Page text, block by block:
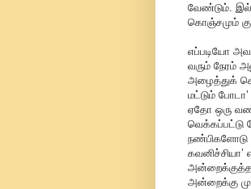
வேண்டும்.
கொஞ்சமும்
எப்படியோ
வரும் நேரம்
அழைத்துக்
மட்டும்
ஏதோ ஒரு
வெக்கப்பட்டு
நண்பிகளோடு
அன்றைக்கு